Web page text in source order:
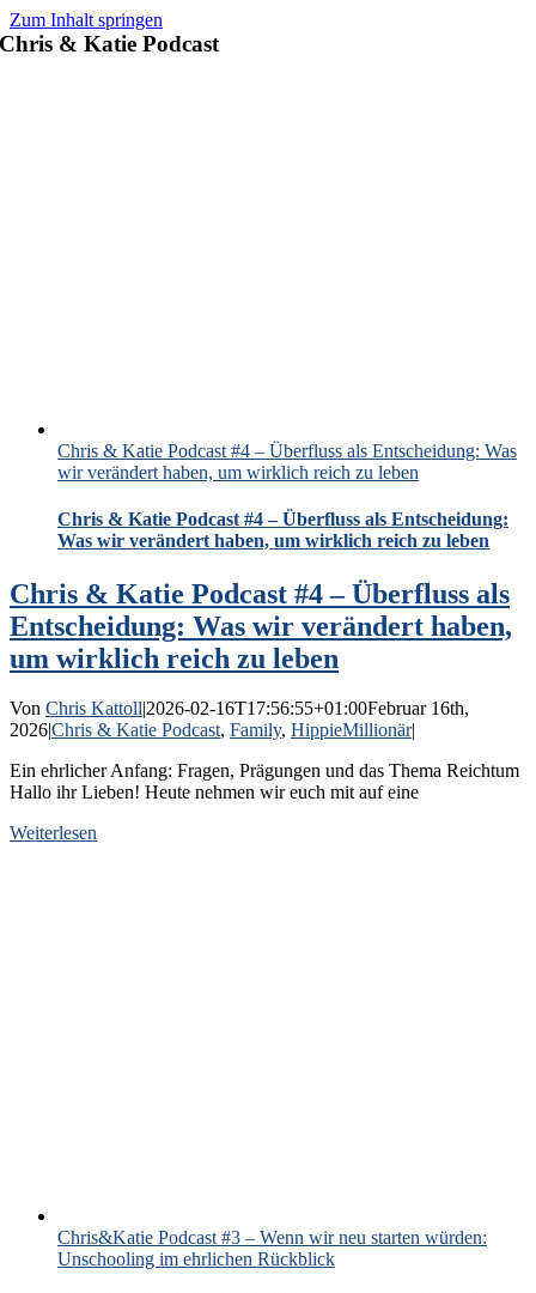
Zum Inhalt springen
Chris & Katie Podcast
Chris & Katie Podcast #4 – Überfluss als Entscheidung: Was
wir verändert haben, um wirklich reich zu leben
Chris & Katie Podcast #4 – Überfluss als Entscheidung:
Was wir verändert haben, um wirklich reich zu leben
Chris & Katie Podcast #4 – Überfluss als
Entscheidung: Was wir verändert haben,
um wirklich reich zu leben
Von Chris Kattoll|2026-02-16T17:56:55+01:00Februar 16th,
2026|Chris & Katie Podcast, Family, HippieMillionär|
Ein ehrlicher Anfang: Fragen, Prägungen und das Thema Reichtum
Hallo ihr Lieben! Heute nehmen wir euch mit auf eine
Weiterlesen
Chris&Katie Podcast #3 – Wenn wir neu starten würden:
Unschooling im ehrlichen Rückblick